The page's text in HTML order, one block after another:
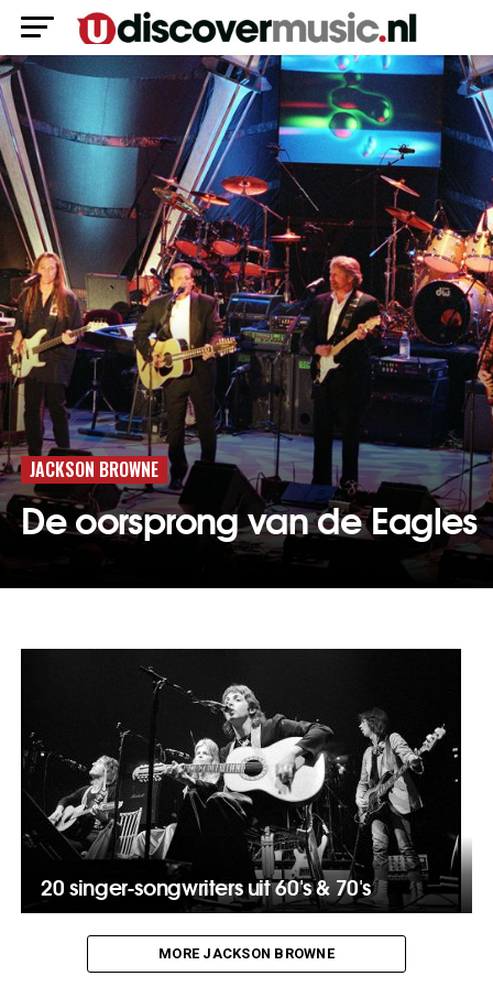
JACKSON BROWNE
De oorsprong van de Eagles
20 singer-songwriters uit 60's & 70's
MORE JACKSON BROWNE